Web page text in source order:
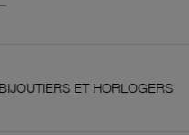
ET HORLOGERS